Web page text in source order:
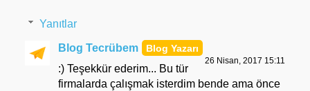
Yanıtlar
Blog Tecrübem
26 Nisan, 2017 15:11
:) Teşekkür ederim... Bu tür
firmalarda çalışmak isterdim bende ama önce